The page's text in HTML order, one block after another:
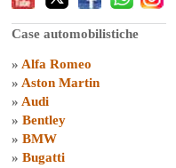
Case automobilistiche
» Alfa Romeo
» Aston Martin
» Audi
» Bentley
» BMW
» Bugatti